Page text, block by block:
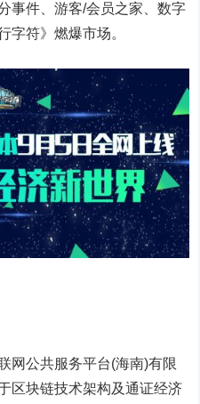
事件、游客/会员之家、数字
字符》燃爆市场。
公共服务平台(海南)有限
区块链技术架构及通证经济